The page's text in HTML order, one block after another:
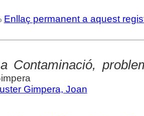
Enllaç permanent a aquest
Contaminació,
Gimpera, Joan